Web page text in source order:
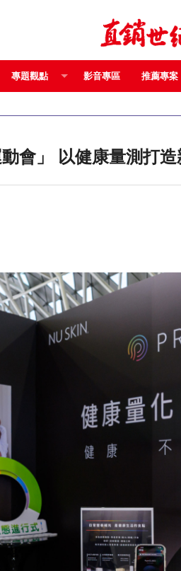
專題觀點 影音專區 推薦專案
NU SKIN 攜手奧會「小小英雄運動